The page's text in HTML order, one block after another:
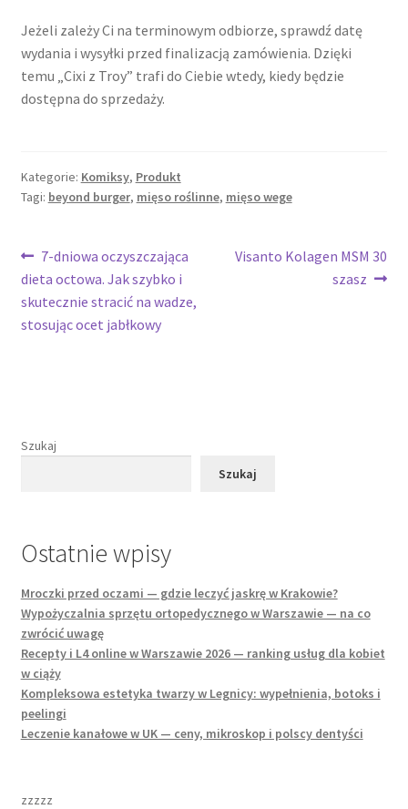
Jeżeli zależy Ci na terminowym odbiorze, sprawdź datę
wydania i wysyłki przed finalizacją zamówienia. Dzięki
temu „Cixi z Troy” trafi do Ciebie wtedy, kiedy będzie
dostępna do sprzedaży.
Kategorie: Komiksy, Produkt
Tagi: beyond burger, mięso roślinne, mięso wege
Nawigacja
wpisu
Poprzedni
wpis:
7-dniowa oczyszczająca
dieta octowa. Jak szybko i
skutecznie stracić na wadze,
stosując ocet jabłkowy
Następny
Visanto Kolagen MSM 30
szasz
Szukaj
Szukaj
Ostatnie wpisy
Mroczki przed oczami — gdzie leczyć jaskrę w Krakowie?
Wypożyczalnia sprzętu ortopedycznego w Warszawie — na co
zwrócić uwagę
Recepty i L4 online w Warszawie 2026 — ranking usług dla kobiet
w ciąży
Kompleksowa estetyka twarzy w Legnicy: wypełnienia, botoks i
peelingi
Leczenie kanałowe w UK — ceny, mikroskop i polscy dentyści
zzzzz